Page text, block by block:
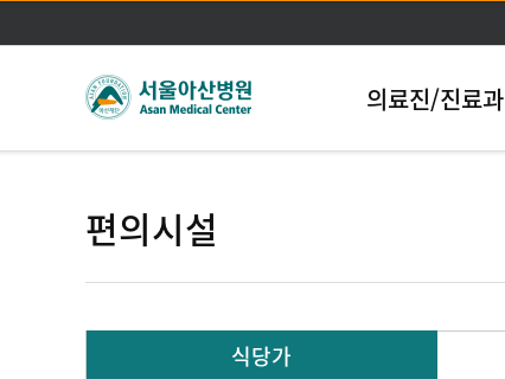
의료진/진료과
편의시설
식당가